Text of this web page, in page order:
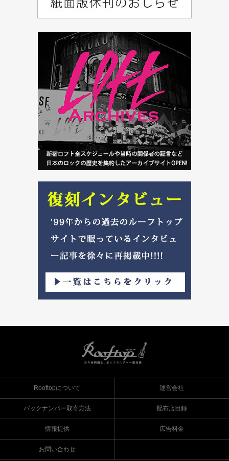
Rooftopについて 運営会社
バックナンバー取寄方法 配布店目録
情報提供 広告料金
お問い合わせ